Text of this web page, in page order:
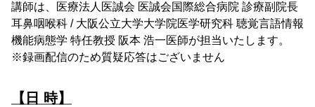
講師は、医療法人医誠会 医誠会国際総合病院 診療副院長
耳鼻咽喉科 / 大阪公立大学大学院医学研究科 聴覚言語情報
機能病態学 特任教授 阪本 浩一医師が担当いたします。
※録画配信のため質疑応答はございません
【日 時】